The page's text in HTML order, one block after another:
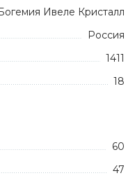
Ивеле Кристалл
Россия
1411
18
60
47